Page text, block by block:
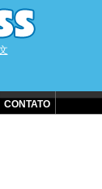
CONTATO